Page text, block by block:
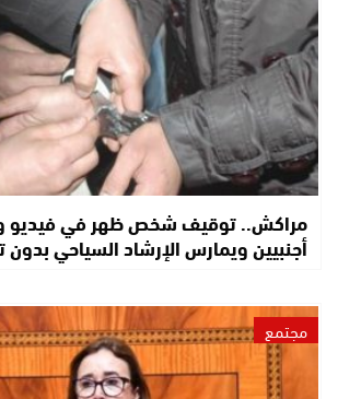
مراكش.. توقيف شخص ظهر في فيديو
أجنبيين ويمارس الإرشاد السياحي
مجتمع